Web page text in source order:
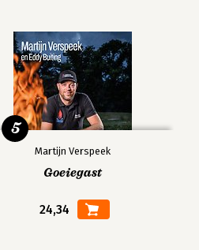
Martijn Verspeek
Goeiegast
24,34
5